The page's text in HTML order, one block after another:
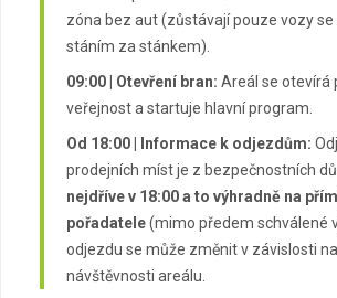
zóna bez aut (zůstávají pouze vozy
stáním za stánkem).
09:00 | Otevření bran: Areál se otevírá
veřejnost a startuje hlavní program.
Od 18:00 | Informace k odjezdům:
prodejních míst je z bezpečnostních
nejdříve v 18:00 a to výhradně na
pořadatele(mimo předem schválené
odjezdu se může změnit v závislosti
návštěvnosti areálu.